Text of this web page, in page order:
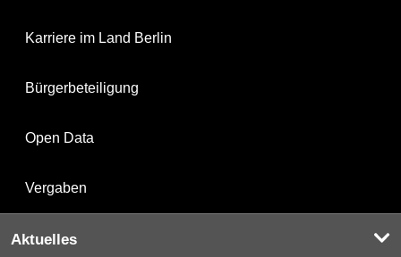
Karriere im Land Berlin
Bürgerbeteiligung
Open Data
Vergaben
Aktuelles